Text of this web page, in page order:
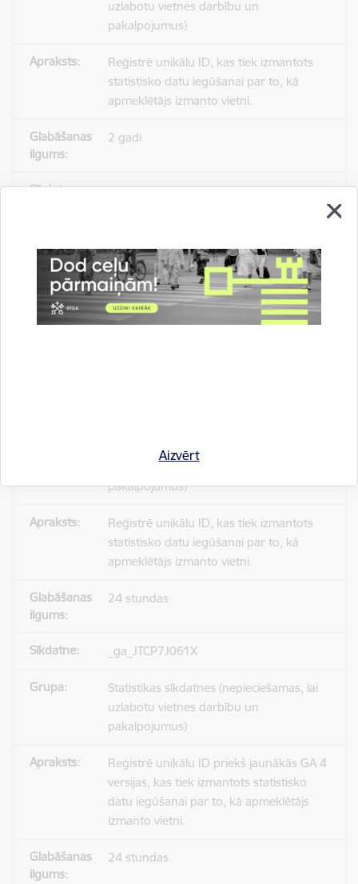
Aizvērt
uzlabotu vietnes darbību un
pakalpojumus)
Reģistrē unikālu ID, kas tiek izmantots
statistisko datu iegūšanai par to, kā
apmeklētājs izmanto vietni.
2 gadi
_gat
uzlabotu vietnes darbību un
pakalpojumus)
Izmanto Google Analytics, lai samazinātu
pieprasījuma līmeni.
Statistikas sīkdatnes (nepieciešamas, lai
uzlabotu vietnes darbību un
pakalpojumus)
Reģistrē unikālu ID, kas tiek izmantots
statistisko datu iegūšanai par to, kā
apmeklētājs izmanto vietni.
24 stundas
_ga_JTCP7J061X
Statistikas sīkdatnes (nepieciešamas, lai
uzlabotu vietnes darbību un
pakalpojumus)
Reģistrē unikālu ID priekš jaunākās GA 4
versijas, kas tiek izmantots statistisko
datu iegūšanai par to, kā apmeklētājs
izmanto vietni.
24 stundas